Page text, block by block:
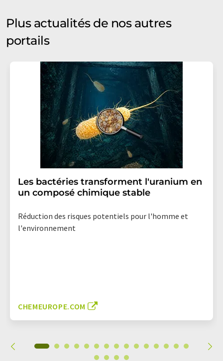
Plus actualités de nos autres
portails
Les bactéries transforment l'uranium en
un composé chimique stable
Réduction des risques potentiels pour l'homme et
l'environnement
CHEMEUROPE.COM